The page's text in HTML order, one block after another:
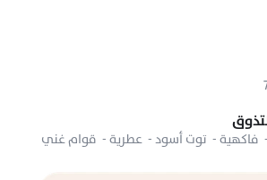
-  فاكهية -  توت أسود -  عطرية -  قوام غني